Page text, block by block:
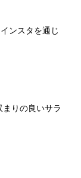
ンスタを通じ
りの良いサラ